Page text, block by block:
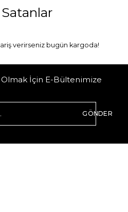
verirseniz bugün kargoda!
İçin E-Bültenimize
GÖNDER